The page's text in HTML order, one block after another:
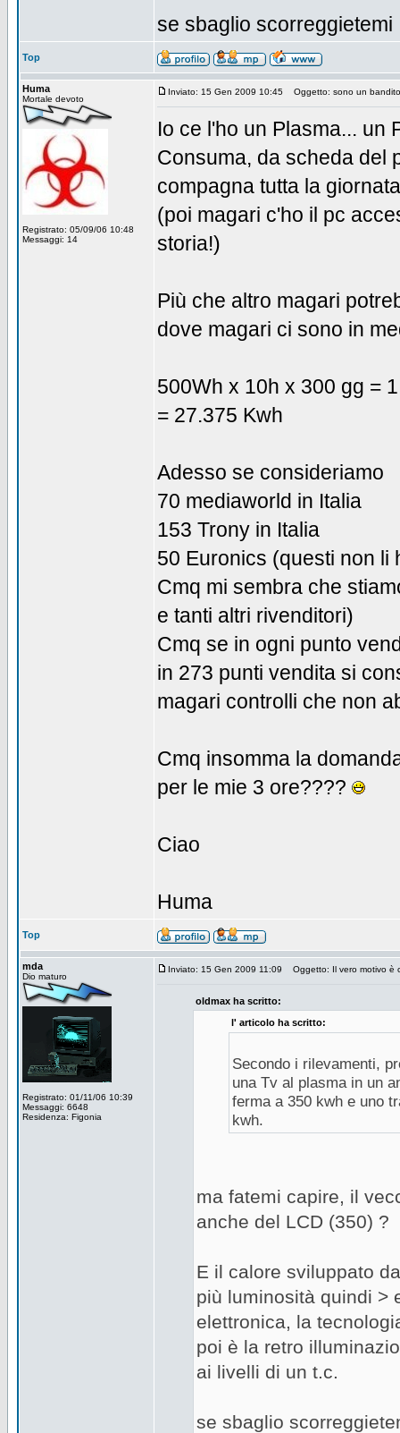
se sbaglio scorreggietemi
Top
Huma
Mortale devoto
Registrato: 05/09/06 10:48
Messaggi: 14
Inviato: 15 Gen 2009 10:45 Oggetto: sono un
Io ce l'ho un Plasma... un
Consuma, da scheda del
compagna tutta la
(poi magari c'ho il pc
storia!)
Più che altro magari
dove magari ci sono in
500Wh x 10h x 300 gg =
= 27.375 Kwh
Adesso se consideriamo
70 mediaworld in Italia
153 Trony in Italia
50 Euronics (questi non li
Cmq mi sembra che
e tanti altri rivenditori)
Cmq se in ogni punto
in 273 punti vendita si
magari controlli che non
Cmq insomma la
per le mie 3 ore????
Ciao
Huma
Top
mda
Dio maturo
Registrato: 01/11/06 10:39
Messaggi: 6648
Residenza: Figonia
Inviato: 15 Gen 2009 11:09 Oggetto: Il vero motivo è
oldmax ha scritto:
l' articolo ha scritto:
Secondo i rilevamenti,
una Tv al plasma in un
ferma a 350 kwh e uno
kwh.
ma fatemi capire, il
anche del LCD (350) ?
E il calore sviluppato
più luminosità quindi >
elettronica, la
poi è la retro
ai livelli di un t.c.
se sbaglio